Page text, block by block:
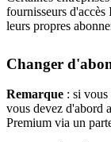
fournisseurs d'accès
leurs propres
Changer
Remarque : si vous
vous devez d'abord
Premium via un